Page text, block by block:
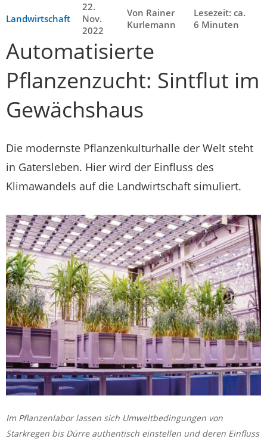
Landwirtschaft
22.
Nov.
2022
Von Rainer
Kurlemann
Lesezeit: ca.
6 Minuten
Automatisierte
Pflanzenzucht: Sintflut im
Gewächshaus
Die modernste Pflanzenkulturhalle der Welt steht
in Gatersleben. Hier wird der Einfluss des
Klimawandels auf die Landwirtschaft simuliert.
Im Pflanzenlabor lassen sich Umweltbedingungen von
Starkregen bis Dürre authentisch einstellen und deren Einfluss